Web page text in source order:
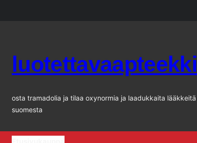
luotettavaapteekki
osta tramadolia ja tilaa oxynormia ja laadukkaita lääkkeitä
suomesta